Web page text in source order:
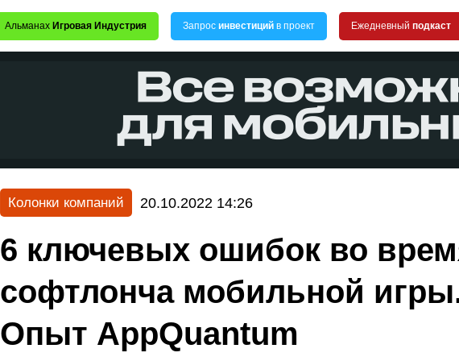
Альманах Игровая Индустрия Запрос инвестиций в проект Ежедневный подкаст
Колонки компаний 20.10.2022 14:26
6 ключевых ошибок во
софтлонча мобильной
Опыт AppQuantum